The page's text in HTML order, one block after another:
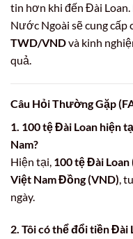
tin hơn khi đến Đài
Nước Ngoài sẽ cung cấp
TWD/VNDvà kinh
quả.
Câu Hỏi Thường Gặp
1. 100 tệ Đài Loan hiện
Nam?
Hiện tại, 100 tệ Đài Loan
Việt Nam Đồng (VND),
ngày.
2. Tôi có thể đổi tiền Đài